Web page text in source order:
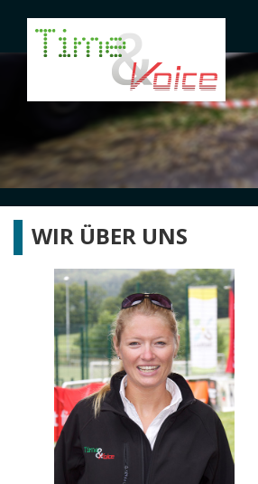
WIR ÜBER UNS